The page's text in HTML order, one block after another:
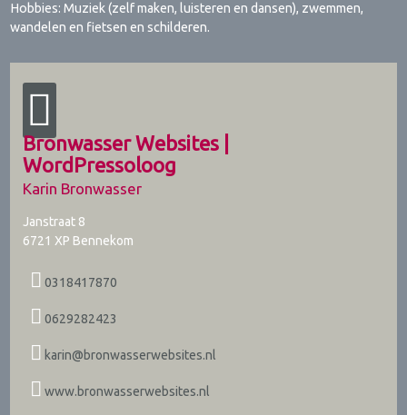
Hobbies: Muziek (zelf maken, luisteren en dansen), zwemmen,
wandelen en fietsen en schilderen.
Bronwasser Websites |
WordPressoloog
Karin Bronwasser
Janstraat 8
6721 XP Bennekom
0318417870
0629282423
karin@bronwasserwebsites.nl
www.bronwasserwebsites.nl